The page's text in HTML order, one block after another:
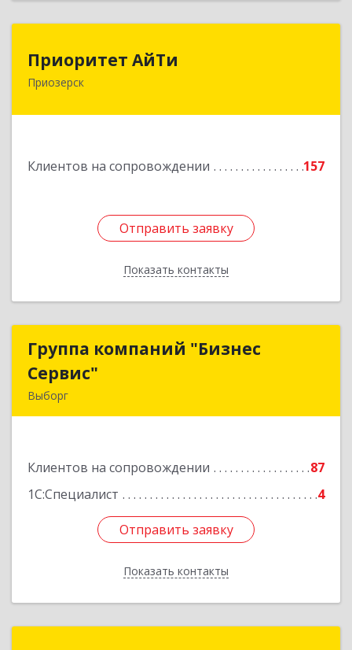
Приоритет АйТи
Приозерск
Клиентов на сопровождении 157
Отправить заявку
Показать контакты
188760, Ленинградская обл, Приозерский р-н,
Подробнее
Отправить заявку
Назад
Группа компаний "Бизнес
Сервис"
Выборг
Клиентов на сопровождении
87
1С:Специалист
4
Отправить заявку
Показать контакты
Группа компаний "Бизнес
Подробнее
Отправить заявку
Назад